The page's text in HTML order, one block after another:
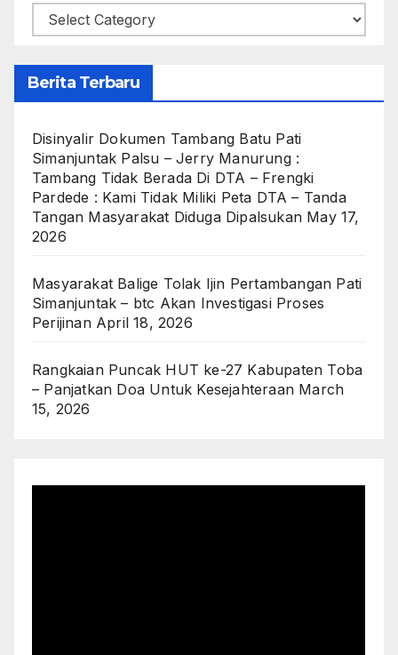
Categories
Berita Terbaru
Disinyalir Dokumen Tambang Batu Pati
Simanjuntak Palsu – Jerry Manurung :
Tambang Tidak Berada Di DTA – Frengki
Pardede : Kami Tidak Miliki Peta DTA – Tanda
Tangan Masyarakat Diduga Dipalsukan May 17,
2026
Masyarakat Balige Tolak Ijin Pertambangan Pati
Simanjuntak – btc Akan Investigasi Proses
Perijinan April 18, 2026
Rangkaian Puncak HUT ke-27 Kabupaten Toba
– Panjatkan Doa Untuk Kesejahteraan March
15, 2026